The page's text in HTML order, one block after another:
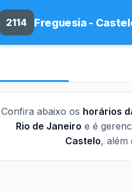
2114 Freguesia -
Confira abaixo os horários
Rio de Janeiro e é
Castelo, além